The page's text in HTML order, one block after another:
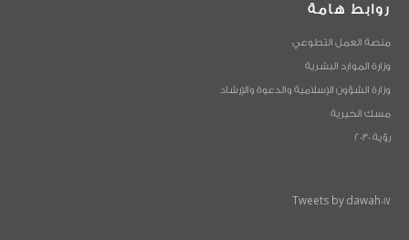
روابط هامة
منصة العمل التطوعي
وزارة الموارد البشرية
وزارة الشؤون الإسلامية والدعوة والإرشاد
مسك الخيرية
رؤية 2030
Tweets by dawah017